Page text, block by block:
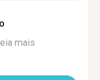
mais